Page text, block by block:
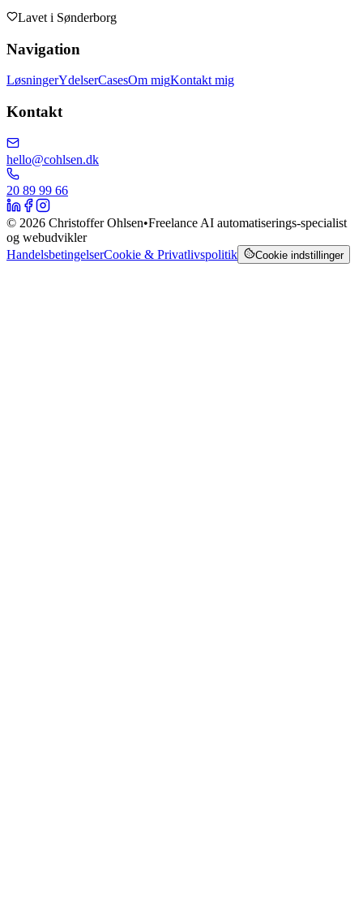
Lavet i Sønderborg
Navigation
LøsningerYdelserCasesOm migKontakt mig
Kontakt
hello@cohlsen.dk
20 89 99 66
© 2026 Christoffer Ohlsen•Freelance AI automatiserings-specialist
og webudvikler
HandelsbetingelserCookie & Privatlivspolitik Cookie indstillinger